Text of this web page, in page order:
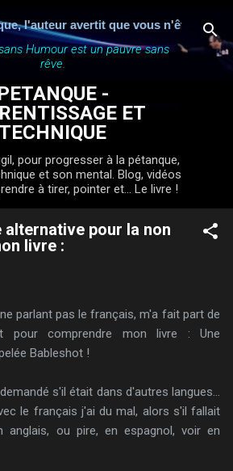
au contenu principal
avertit que vous n'êtes
Humour est un pauvre sans
rêve.
-
ET
TECHNIQUE
pour progresser à la pétanque,
et son mental. Blog, vidéos
à tirer, pointer et... Le livre !
alternative pour la non
livre :
parlant pas le français, m'a fait part de
pour comprendre mon livre : Une
Bableshot !
s'il était dans d'autres langues...
le français j'ai du mal, alors s'il fallait
anglais, ou pire, en espagnol, voir en